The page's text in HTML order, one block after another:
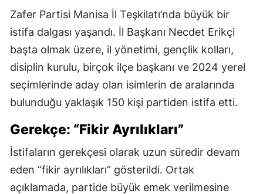
Zafer Partisi Manisa İl Teşkilatı’nda büyük bir
istifa dalgası yaşandı. İl Başkanı Necdet Erikçi
başta olmak üzere, il yönetimi, gençlik kolları,
disiplin kurulu, birçok ilçe başkanı ve 2024 yerel
seçimlerinde aday olan isimlerin de aralarında
bulunduğu yaklaşık 150 kişi partiden istifa etti.
Gerekçe: “Fikir Ayrılıkları”
İstifaların gerekçesi olarak uzun süredir devam
eden “fikir ayrılıkları” gösterildi. Ortak
açıklamada, partide büyük emek verilmesine